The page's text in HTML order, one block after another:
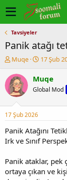
Tavsiyeler
Panik atağı
K
n
u
y
b
a
ş
l
a
a
n
Muqe
B
ş
a
ç
t
a
i
h
17 Şub
Muqe
Global Mod
17 Şub 2026
Panik Atağını
Irk ve Sınıf
Panik ataklar, pek
ortaya çıkan ve